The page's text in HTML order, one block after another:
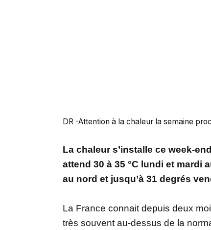
DR -Attention à la chaleur la semaine
La chaleur s’installe ce week-
attend 30 à 35 °C lundi et mardi
au nord et jusqu’à 31 degrés
La France connait depuis deux
très souvent au-dessus de la